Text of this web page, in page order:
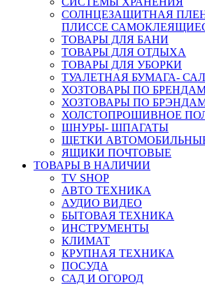
СОЛНЦЕЗАЩИТНАЯ
ПЛИССЕ
ТОВАРЫ ДЛЯ БАНИ
ТОВАРЫ ДЛЯ ОТДЫХА
ТОВАРЫ ДЛЯ УБОРКИ
ТУАЛЕТНАЯ БУМАГА-
ХОЗТОВАРЫ ПО
ХОЗТОВАРЫ ПО
ХОЛСТОПРОШИВНОЕ
ШНУРЫ- ШПАГАТЫ
ЩЕТКИ
ЯЩИКИ ПОЧТОВЫЕ
ТОВАРЫ В НАЛИЧИИ
TV SHOP
АВТО ТЕХНИКА
АУДИО ВИДЕО
БЫТОВАЯ ТЕХНИКА
ИНСТРУМЕНТЫ
КЛИМАТ
КРУПНАЯ ТЕХНИКА
ПОСУДА
САД И ОГОРОД